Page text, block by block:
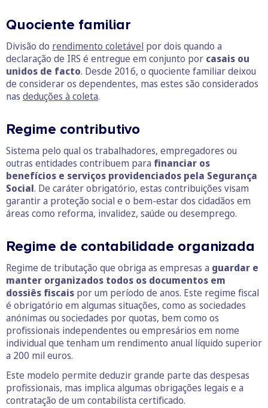
Quociente familiar
Divisão do rendimento coletável por dois quando a
declaração de IRS é entregue em conjunto por casais ou
unidos de facto. Desde 2016, o quociente familiar deixou
de considerar os dependentes, mas estes são considerados
nas deduções à coleta.
Regime contributivo
Sistema pelo qual os trabalhadores, empregadores ou
outras entidades contribuem para financiar os
benefícios e serviços providenciados pela Segurança
Social. De caráter obrigatório, estas contribuições visam
garantir a proteção social e o bem-estar dos cidadãos em
áreas como reforma, invalidez, saúde ou desemprego.
Regime de contabilidade organizada
Regime de tributação que obriga as empresas a guardar e
manter organizados todos os documentos em
dossiês fiscais por um período de anos. Este regime fiscal
é obrigatório em algumas situações, como as sociedades
anónimas ou sociedades por quotas, bem como os
profissionais independentes ou empresários em nome
individual que tenham um rendimento anual líquido superior
a 200 mil euros.
Este modelo permite deduzir grande parte das despesas
profissionais, mas implica algumas obrigações legais e a
contratação de um contabilista certificado.